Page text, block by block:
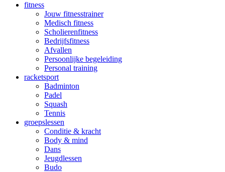
fitness
Jouw fitnesstrainer
Medisch fitness
Scholierenfitness
Bedrijfsfitness
Afvallen
Persoonlijke begeleiding
Personal training
racketsport
Badminton
Padel
Squash
Tennis
groepslessen
Conditie & kracht
Body & mind
Dans
Jeugdlessen
Budo